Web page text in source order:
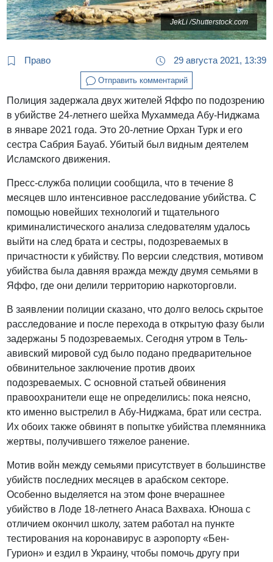
JekLi /Shutterstock.com
Право 29 августа 2021, 13:39
Отправить комментарий
Полиция задержала двух жителей Яффо по подозрению
в убийстве 24-летнего шейха Мухаммеда Абу-Ниджама
в январе 2021 года. Это 20-летние Орхан Турк и его
сестра Сабрия Бауаб. Убитый был видным деятелем
Исламского движения.
Пресс-служба полиции сообщила, что в течение 8
месяцев шло интенсивное расследование убийства. С
помощью новейших технологий и тщательного
криминалистического анализа следователям удалось
выйти на след брата и сестры, подозреваемых в
причастности к убийству. По версии следствия, мотивом
убийства была давняя вражда между двумя семьями в
Яффо, где они делили территорию наркоторговли.
В заявлении полиции сказано, что долго велось скрытое
расследование и после перехода в открытую фазу были
задержаны 5 подозреваемых. Сегодня утром в Тель-
авивский мировой суд было подано предварительное
обвинительное заключение против двоих
подозреваемых. С основной статьей обвинения
правоохранители еще не определились: пока неясно,
кто именно выстрелил в Абу-Ниджама, брат или сестра.
Их обоих также обвинят в попытке убийства племянника
жертвы, получившего тяжелое ранение.
Мотив войн между семьями присутствует в большинстве
убийств последних месяцев в арабском секторе.
Особенно выделяется на этом фоне вчерашнее
убийство в Лоде 18-летнего Анаса Вахваха. Юноша с
отличием окончил школу, затем работал на пункте
тестирования на коронавирус в аэропорту «Бен-
Гурион» и ездил в Украину, чтобы помочь другу при